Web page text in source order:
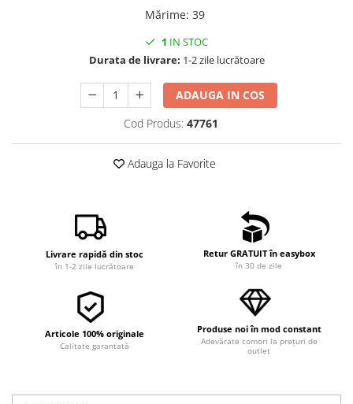
Mărime: 39
1 IN STOC
Durata de livrare: 1-2 zile lucrătoare
ADAUGA IN COS
Cod Produs: 47761
Adauga la Favorite
Livrare rapidă din stoc
în 1-2 zile lucrătoare
Retur GRATUIT în easybox
în 30 de zile
Articole 100% originale
Calitate garantată
Produse noi în mod constant
Adevărate comori la prețuri de
outlet